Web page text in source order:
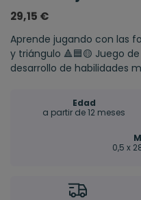
29,15 €
Aprende jugando con las
y triángulo 🔺🟦🟡 Juego
desarrollo de habilidades
Edad
a partir de 12 meses
0,5 x